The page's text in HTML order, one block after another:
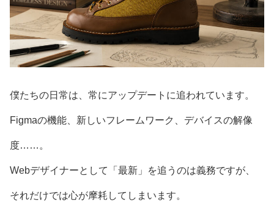
僕たちの日常は、常にアップデートに追われています。
Figmaの機能、新しいフレームワーク、デバイスの解像
度……。
Webデザイナーとして「最新」を追うのは義務ですが、
それだけでは心が摩耗してしまいます。